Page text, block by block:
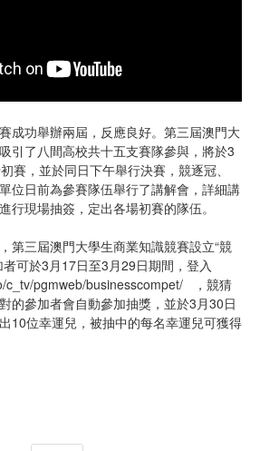
成功舉辦兩屆，反應良好。第三屆澳門大
引了八間高校共十五支賽隊參與，將於3
賽，並於同日下午舉行決賽，競逐冠、
位日前為參賽隊伍舉行了講解會，詳細講
行現場抽簽，定出各場初賽的隊伍。
第三屆澳門大學生商業知識競賽設立“競
可於3月17日至3月29日期間，登入
c_tv/pgmweb/businesscompet/ ，競猜
的參加者會自動參加抽獎，並於3月30日
10位幸運兒，被抽中的每名幸運兒可獲得